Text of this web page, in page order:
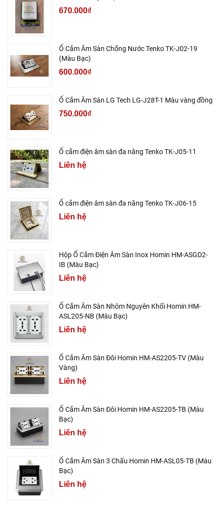
670.000₫
Ổ Cắm Âm Sàn Chống Nước Tenko TK-J02-19
(Màu Bạc)
600.000₫
Ổ Cắm Âm Sàn LG Tech LG-J28T-1 Màu vàng đồng
750.000₫
Ổ cắm điện âm sàn đa năng Tenko TK-J05-11
Liên hệ
Ổ cắm điện âm sàn đa năng Tenko TK-J06-15
Liên hệ
Hộp Ổ Cắm Điện Âm Sàn Inox Homin HM-ASGD2-
IB (Màu Bạc)
Liên hệ
Ổ Cắm Âm Sàn Nhôm Nguyên Khối Homin HM-
ASL205-NB (Màu Bạc)
Liên hệ
Ổ Cắm Âm Sàn Đôi Homin HM-AS2205-TV (Màu
Vàng)
Liên hệ
Ổ Cắm Âm Sàn Đôi Homin HM-AS2205-TB (Màu
Bạc)
Liên hệ
Ổ Cắm Âm Sàn 3 Chấu Homin HM-ASL05-TB (Màu
Bạc)
Liên hệ